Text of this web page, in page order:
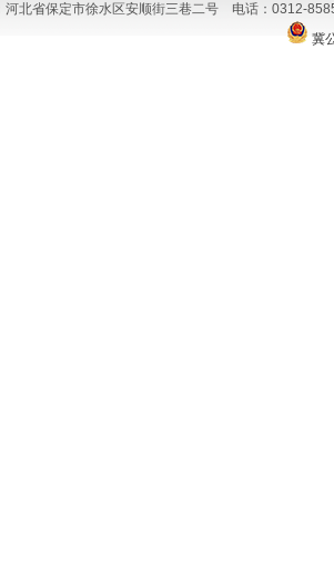
河北省保定市徐水区安顺街三巷二号 电话：0312-
冀